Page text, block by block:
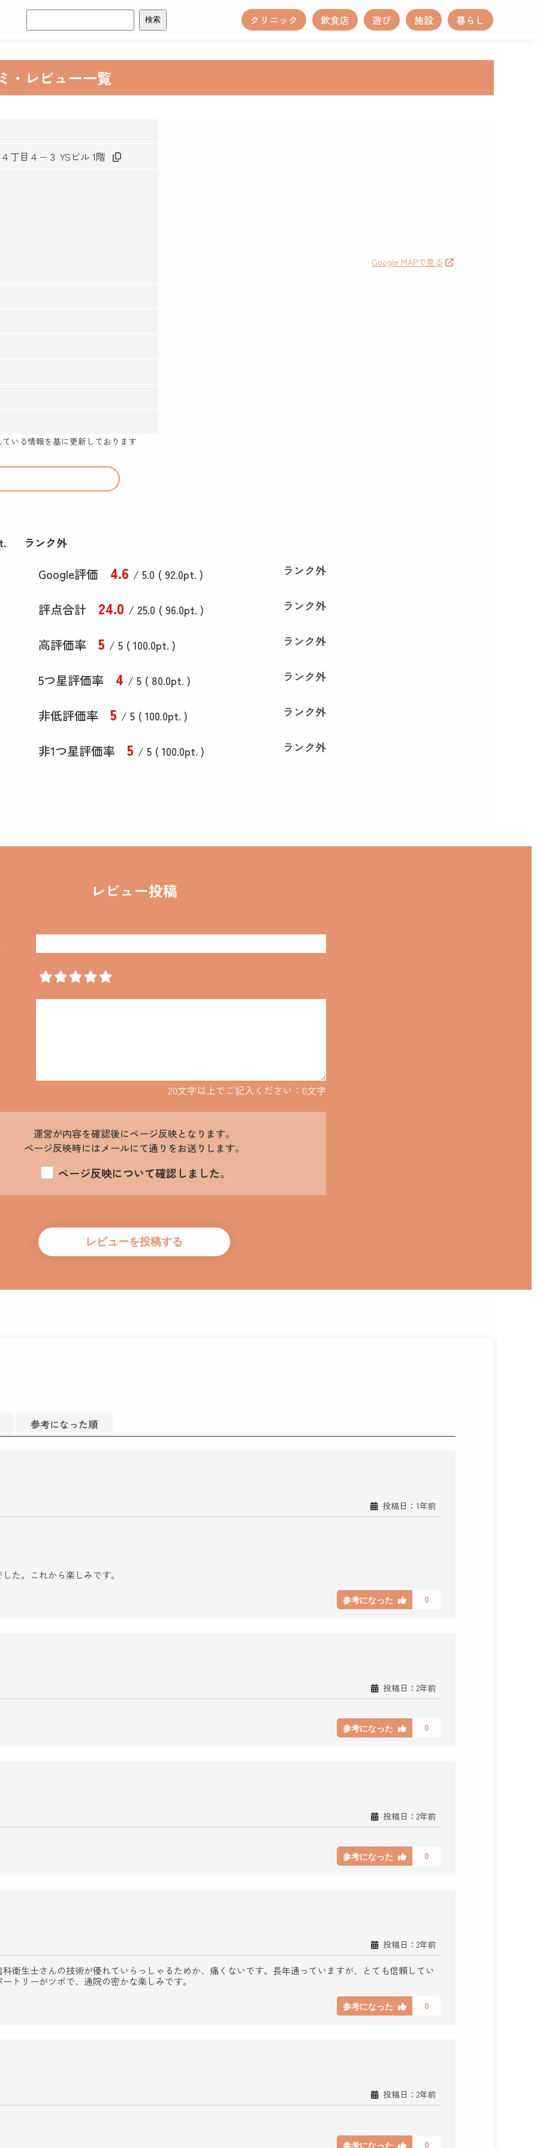
索:
クリニック 飲食店 遊び 施設 暮らし
・レビュー一覧
丁目４−３ YSビル 1階
いる情報を基に更新しております
Google MAPで見る
ランク外
Google評価 4.6 / 5.0 ( 92.0pt. ) ランク外
評点合計 24.0 / 25.0 ( 96.0pt. ) ランク外
高評価率 5 / 5 ( 100.0pt. ) ランク外
5つ星評価率 4 / 5 ( 80.0pt. ) ランク外
非低評価率 5 / 5 ( 100.0pt. ) ランク外
非1つ星評価率 5 / 5 ( 100.0pt. ) ランク外
レビュー投稿
20文字以上でご記入ください： 0文字
運営が内容を確認後にページ反映となります。
ページ反映時にはメールにて通りをお送りします。
ページ反映について確認しました。
参考になった順
投稿日：1年前
た。これから楽しみです。
参考になった 0
投稿日：2年前
参考になった 0
投稿日：2年前
参考になった 0
投稿日：2年前
衛生士さんの技術が優れていらっしゃるためか、痛くないです。長年通っていますが、とても信頼してい
トリーがツボで、通院の密かな楽しみです。
参考になった 0
投稿日：2年前
参考になった 0